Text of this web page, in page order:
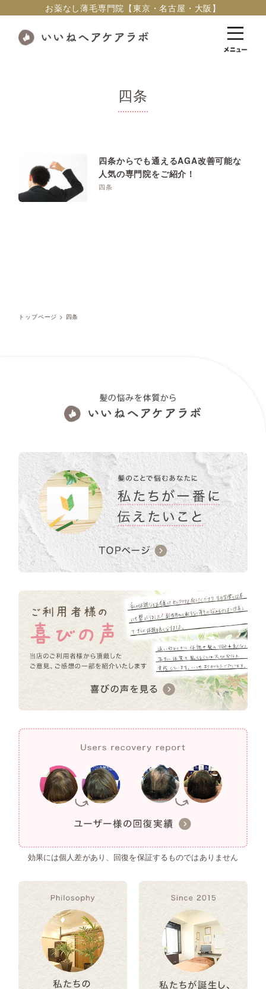
お薬なし薄毛専門院【東京・名古屋・大阪】
四条
四条からでも通えるAGA改善可能な
人気の専門院をご紹介！
四条
トップページ > 四条
効果には個人差があり、回復を保証するものではありません